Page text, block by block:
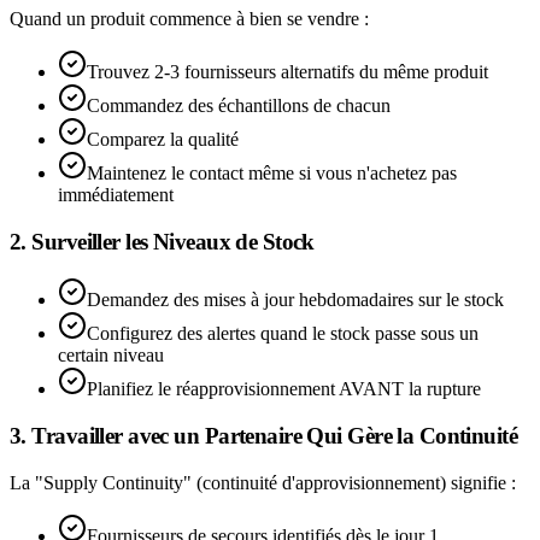
Quand un produit commence à bien se vendre :
Trouvez 2-3 fournisseurs alternatifs du même produit
Commandez des échantillons de chacun
Comparez la qualité
Maintenez le contact même si vous n'achetez pas
immédiatement
2. Surveiller les Niveaux de Stock
Demandez des mises à jour hebdomadaires sur le stock
Configurez des alertes quand le stock passe sous un
certain niveau
Planifiez le réapprovisionnement AVANT la rupture
3. Travailler avec un Partenaire Qui Gère la Continuité
La "Supply Continuity" (continuité d'approvisionnement) signifie :
Fournisseurs de secours identifiés dès le jour 1